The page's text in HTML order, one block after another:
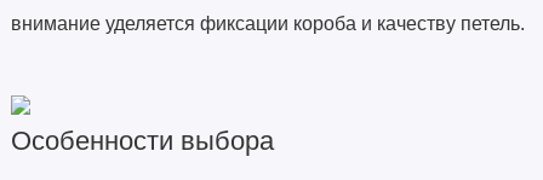
внимание уделяется фиксации короба и качеству петель.
Особенности выбора